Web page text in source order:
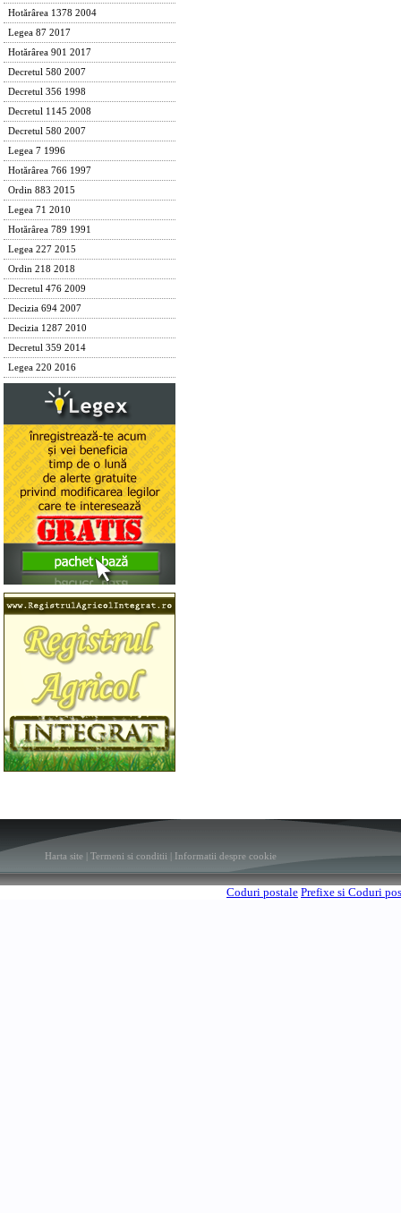
Hotărârea 1378 2004
Legea 87 2017
Hotărârea 901 2017
Decretul 580 2007
Decretul 356 1998
Decretul 1145 2008
Decretul 580 2007
Legea 7 1996
Hotărârea 766 1997
Ordin 883 2015
Legea 71 2010
Hotărârea 789 1991
Legea 227 2015
Ordin 218 2018
Decretul 476 2009
Decizia 694 2007
Decizia 1287 2010
Decretul 359 2014
Legea 220 2016
Harta site | Termeni si conditii | Informatii despre cookie
Coduri postale Prefixe si Coduri